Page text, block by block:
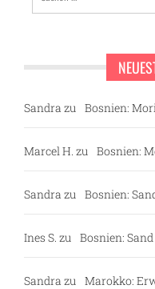
nach:
Sandra zu Bosnien:
Marcel H. zu Bosnien:
Sandra zu Bosnien:
Ines S. zu Bosnien:
Sandra zu Marokko: